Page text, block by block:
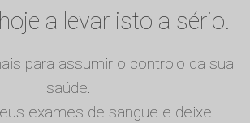
a levar isto a sério.
para assumir o controlo da sua
saúde.
exames de sangue e deixe